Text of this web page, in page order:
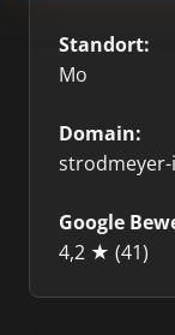
Standort:
Mo
Domain:
Google
4,2 ★ (41)